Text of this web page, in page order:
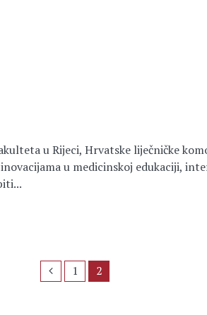
u Rijeci, Hrvatske liječničke
u medicinskoj edukaciji,
1 2